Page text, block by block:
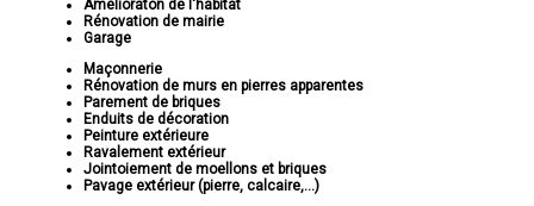
Amélioraton de l'habitat
Rénovation de mairie
Garage
Maçonnerie
Rénovation de murs en pierres apparentes
Parement de briques
Enduits de décoration
Peinture extérieure
Ravalement extérieur
Jointoiement de moellons et briques
Pavage extérieur (pierre, calcaire,...)